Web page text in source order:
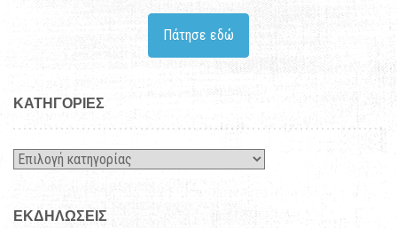
Πάτησε εδώ
KΑΤΗΓΟΡΊΕΣ
Kατηγορίες
ΕΚΔΗΛΏΣΕΙΣ